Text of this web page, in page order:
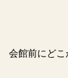
会館前にどこ